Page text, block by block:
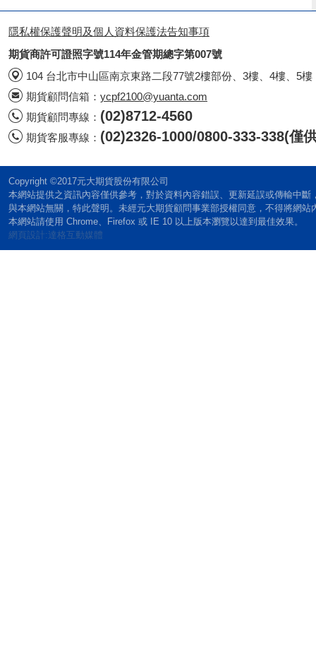
隱私權保護聲明及個人資料保護法告知事項
期貨商許可證照字號114年金管期總字第007號
104 台北市中山區南京東路二段77號2樓部份、3樓、4樓、5樓
期貨顧問信箱： ycpf2100@yuanta.com
期貨顧問專線： (02)8712-4560
期貨客服專線： (02)2326-1000/0800-333-338(僅
Copyright ©2017元大期貨股份有限公司
本網站提供之資訊內容僅供參考，對於資料內容錯誤、更新延誤或傳輸中
與本網站無關，特此聲明。未經元大期貨顧問事業部授權同意，不得將網站
本網站請使用 Chrome、Firefox 或 IE 10 以上版本瀏覽以達到最佳效果。
網頁設計:達格互動媒體